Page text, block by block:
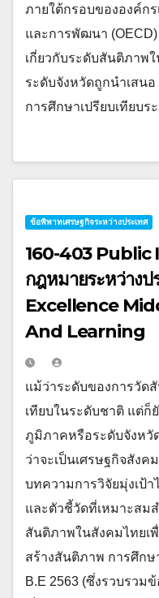
ภายใต้กรอบขององค์ก
และการพัฒนา
เกี่ยวกับระดับสันติภาพ
ระดับจังหวัดถูกนำเสน
การศึกษาเปรียบเทียบร
ข้อพิพาทเศรษฐกิจระหว่างประเทศ
160-403
กฎหมายระหว่างป
Excellence
And Learning
แม้ว่าระดับของการวัด
เทียบในระดับชาติ แต่ก็
ภูมิภาคหรือระดับจังหวั
ว่าจะเป็นเศรษฐกิจสัง
บทความการวิจัยมุ่งเป้
และตัวชี้วัดที่เหมาะสม
สันติภาพในสังคมไทยเ
สร้างสันติภาพ การศึกษ
B.E 2563 (ซึ่งรวบรวม